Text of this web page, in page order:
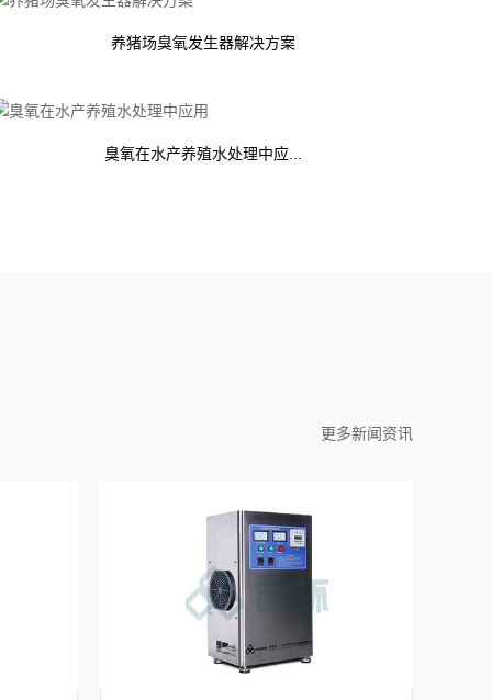
养猪场臭氧发生器解决方案
臭氧在水产养殖水处理中应...
更多新闻资讯